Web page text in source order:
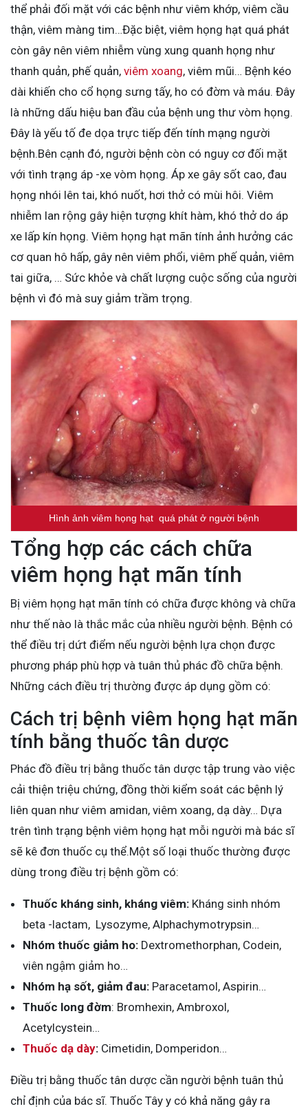
thể phải đối mặt với các bệnh như viêm khớp, viêm cầu
thận, viêm màng tim…Đặc biệt, viêm họng hạt quá phát
còn gây nên viêm nhiễm vùng xung quanh họng như
thanh quản, phế quản, viêm xoang, viêm mũi… Bệnh kéo
dài khiến cho cổ họng sưng tấy, ho có đờm và máu. Đây
là những dấu hiệu ban đầu của bệnh ung thư vòm họng.
Đây là yếu tố đe dọa trực tiếp đến tính mạng người
bệnh.Bên cạnh đó, người bệnh còn có nguy cơ đối mặt
với tình trạng áp -xe vòm họng. Áp xe gây sốt cao, đau
họng nhói lên tai, khó nuốt, hơi thở có mùi hôi. Viêm
nhiễm lan rộng gây hiện tượng khít hàm, khó thở do áp
xe lấp kín họng. Viêm họng hạt mãn tính ảnh hưởng các
cơ quan hô hấp, gây nên viêm phổi, viêm phế quản, viêm
tai giữa, … Sức khỏe và chất lượng cuộc sống của người
bệnh vì đó mà suy giảm trầm trọng.
Hình ảnh viêm họng hạt quá phát ở người bệnh
Tổng hợp các cách chữa
viêm họng hạt mãn tính
Bị viêm họng hạt mãn tính có chữa được không và chữa
như thế nào là thắc mắc của nhiều người bệnh. Bệnh có
thể điều trị dứt điểm nếu người bệnh lựa chọn được
phương pháp phù hợp và tuân thủ phác đồ chữa bệnh.
Những cách điều trị thường được áp dụng gồm có:
Cách trị bệnh viêm họng hạt mãn
tính bằng thuốc tân dược
Phác đồ điều trị bằng thuốc tân dược tập trung vào việc
cải thiện triệu chứng, đồng thời kiểm soát các bệnh lý
liên quan như viêm amidan, viêm xoang, dạ dày… Dựa
trên tình trạng bệnh viêm họng hạt mỗi người mà bác sĩ
sẽ kê đơn thuốc cụ thể.Một số loại thuốc thường được
dùng trong điều trị bệnh gồm có:
Thuốc kháng sinh, kháng viêm: Kháng sinh nhóm
beta -lactam, Lysozyme, Alphachymotrypsin…
Nhóm thuốc giảm ho: Dextromethorphan, Codein,
viên ngậm giảm ho…
Nhóm hạ sốt, giảm đau: Paracetamol, Aspirin…
Thuốc long đờm: Bromhexin, Ambroxol,
Acetylcystein…
Thuốc dạ dày: Cimetidin, Domperidon…
Điều trị bằng thuốc tân dược cần người bệnh tuân thủ
chỉ định của bác sĩ. Thuốc Tây y có khả năng gây ra